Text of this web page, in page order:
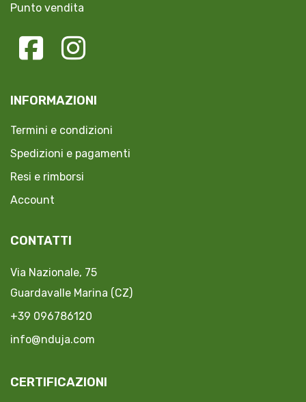
Punto vendita
INFORMAZIONI
Termini e condizioni
Spedizioni e pagamenti
Resi e rimborsi
Account
CONTATTI
Via Nazionale, 75
Guardavalle Marina (CZ)
+39 096786120
info@nduja.com
CERTIFICAZIONI